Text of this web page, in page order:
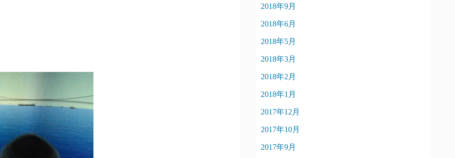
2018年9月
2018年6月
2018年5月
2018年3月
2018年2月
2018年1月
2017年12月
2017年10月
2017年9月